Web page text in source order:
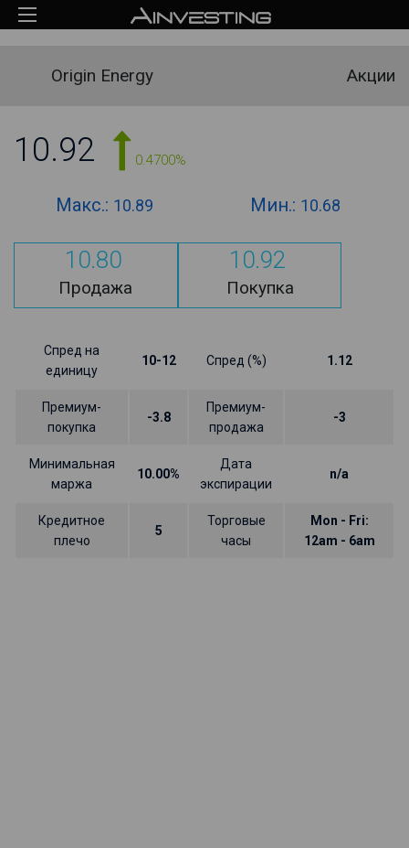
Origin Energy Акции
10.92 0.4700%
Макс.: 10.89 Мин.: 10.68
10.80
Продажа
10.92
Покупка
Спред на
единицу
10-12 Спред (%) 1.12
Премиум-
покупка
-3.8
Премиум-
продажа
-3
Минимальная
маржа
10.00%
Дата
экспирации
n/a
Кредитное
плечо
5
Торговые
часы
Mon - Fri:
12am - 6am